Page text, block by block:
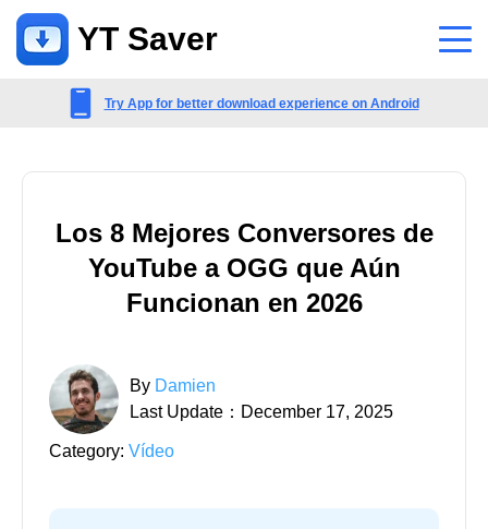
YT Saver
Preguntas frecuentes relacionadas con cuentas, pagos, productos y
Contáctenos
Try App for better download experience on Android
Los 8 Mejores Conversores de
YouTube a OGG que Aún
Funcionan en 2026
By Damien
Last Update：December 17, 2025
Category: Vídeo